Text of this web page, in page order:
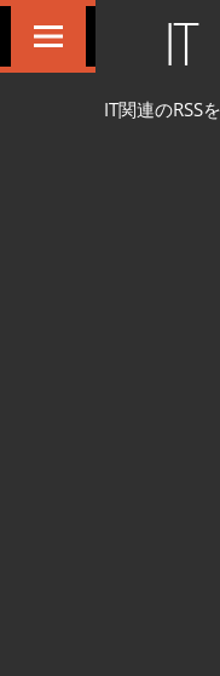
IT関連のRSS